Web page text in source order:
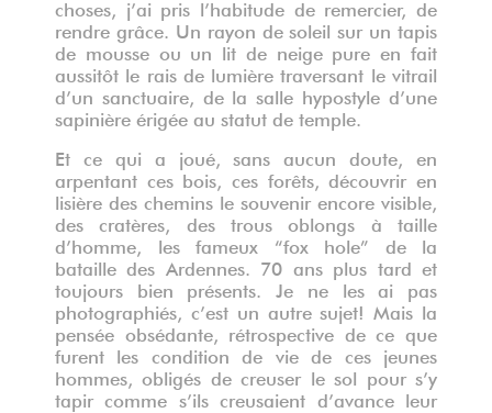
choses, j’ai pris l’habitude de remercier, de
rendre grâce. Un rayon de soleil sur un tapis
de mousse ou un lit de neige pure en fait
aussitôt le rais de lumière traversant le vitrail
d’un sanctuaire, de la salle hypostyle d’une
sapinière érigée au statut de temple.
Et ce qui a joué, sans aucun doute, en
arpentant ces bois, ces forêts, découvrir en
lisière des chemins le souvenir encore visible,
des cratères, des trous oblongs à taille
d’homme, les fameux “fox hole” de la
bataille des Ardennes. 70 ans plus tard et
toujours bien présents. Je ne les ai pas
photographiés, c’est un autre sujet! Mais la
pensée obsédante, rétrospective de ce que
furent les condition de vie de ces jeunes
hommes, obligés de creuser le sol pour s’y
tapir comme s’ils creusaient d’avance leur